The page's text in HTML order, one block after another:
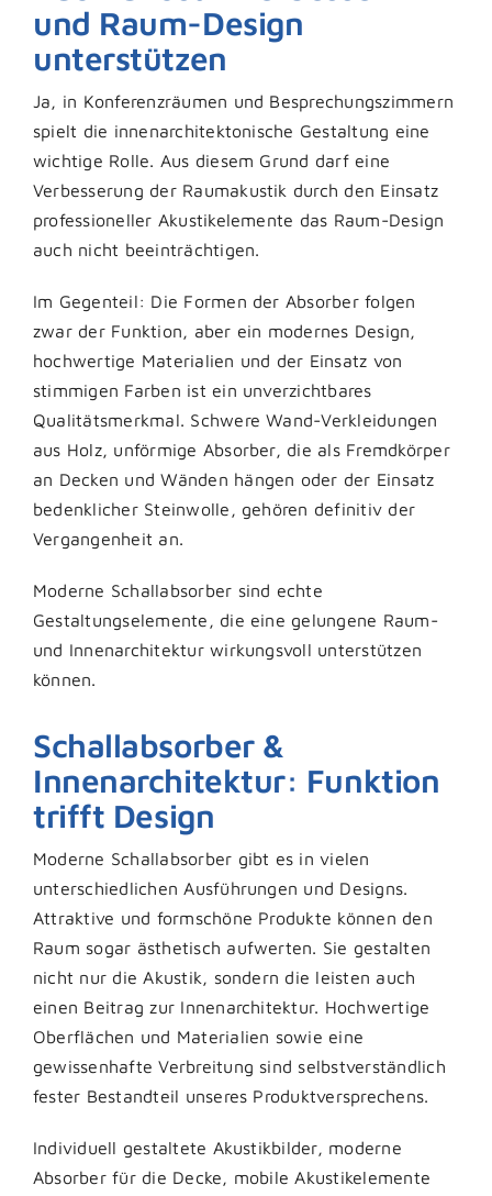
und Raum-Design
unterstützen
Ja, in Konferenzräumen und Besprechungszimmern
spielt die innenarchitektonische Gestaltung eine
wichtige Rolle. Aus diesem Grund darf eine
Verbesserung der Raumakustik durch den Einsatz
professioneller Akustikelemente das Raum-Design
auch nicht beeinträchtigen.
Im Gegenteil: Die Formen der Absorber folgen
zwar der Funktion, aber ein modernes Design,
hochwertige Materialien und der Einsatz von
stimmigen Farben ist ein unverzichtbares
Qualitätsmerkmal. Schwere Wand-Verkleidungen
aus Holz, unförmige Absorber, die als Fremdkörper
an Decken und Wänden hängen oder der Einsatz
bedenklicher Steinwolle, gehören definitiv der
Vergangenheit an.
Moderne Schallabsorber sind echte
Gestaltungselemente, die eine gelungene Raum-
und Innenarchitektur wirkungsvoll unterstützen
können.
Schallabsorber &
Innenarchitektur: Funktion
trifft Design
Moderne Schallabsorber gibt es in vielen
unterschiedlichen Ausführungen und Designs.
Attraktive und formschöne Produkte können den
Raum sogar ästhetisch aufwerten. Sie gestalten
nicht nur die Akustik, sondern die leisten auch
einen Beitrag zur Innenarchitektur. Hochwertige
Oberflächen und Materialien sowie eine
gewissenhafte Verbreitung sind selbstverständlich
fester Bestandteil unseres Produktversprechens.
Individuell gestaltete Akustikbilder, moderne
Absorber für die Decke, mobile Akustikelemente